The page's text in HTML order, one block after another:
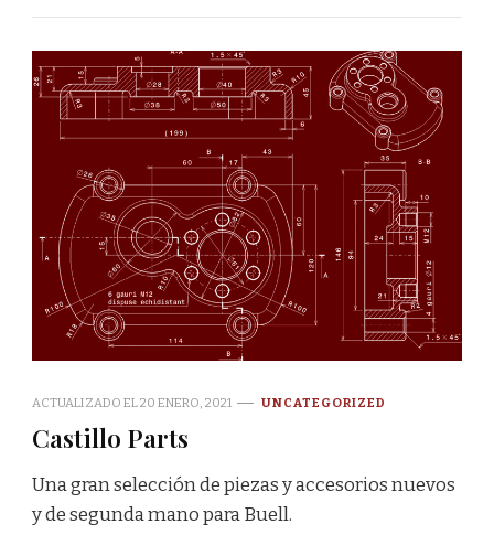
ACTUALIZADO EL20 ENERO, 2021 UNCATEGORIZED
Castillo Parts
Una gran selección de piezas y accesorios nuevos
y de segunda mano para Buell.